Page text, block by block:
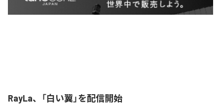
RayLa、「白い翼」を配信開始